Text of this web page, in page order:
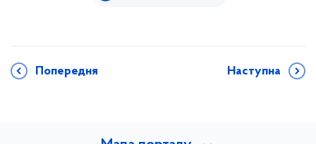
Попередня Наступна